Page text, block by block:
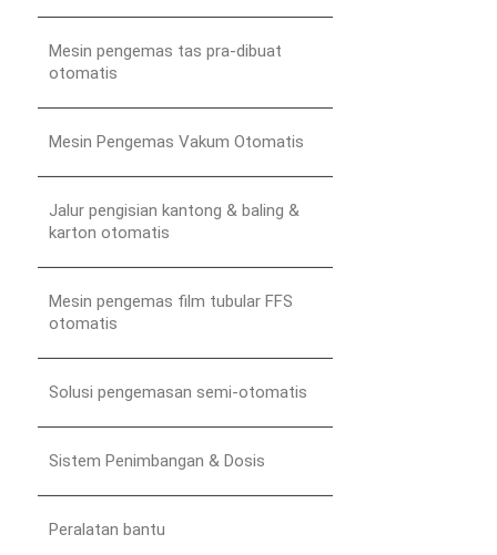
Mesin pengemas tas pra-dibuat
otomatis
Mesin Pengemas Vakum Otomatis
Jalur pengisian kantong & baling &
karton otomatis
Mesin pengemas film tubular FFS
otomatis
Solusi pengemasan semi-otomatis
Sistem Penimbangan & Dosis
Peralatan bantu